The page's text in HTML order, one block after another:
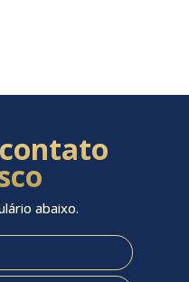
abaixo.